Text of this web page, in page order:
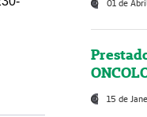
01 de
15 de